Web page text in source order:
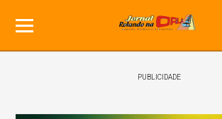
PUBLICIDADE